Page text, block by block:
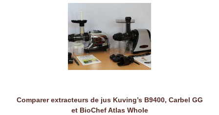
Comparer extracteurs de jus Kuving’s B9400, Carbel GG
et BioChef Atlas Whole